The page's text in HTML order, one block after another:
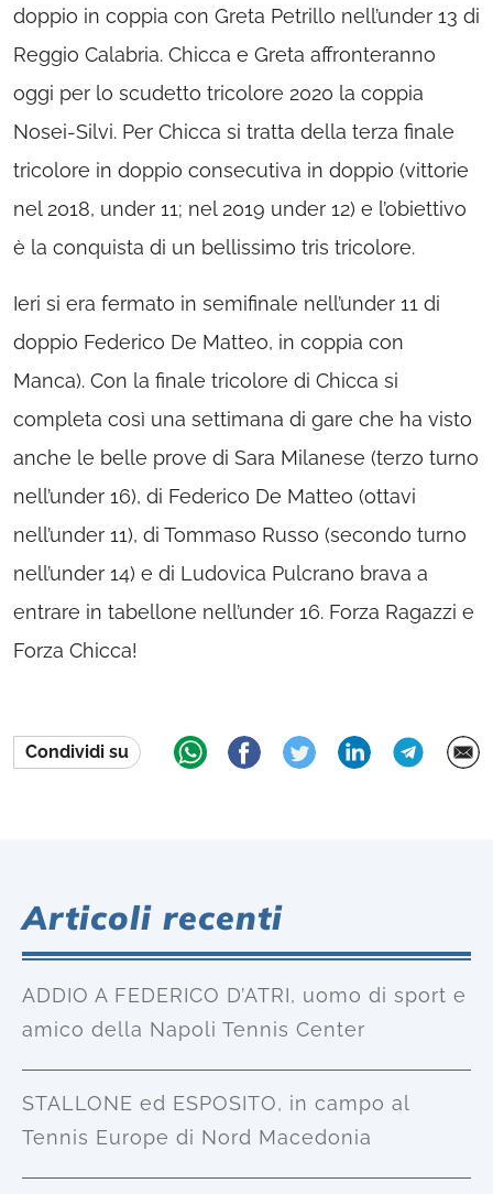
doppio in coppia con Greta Petrillo nell’under 13 di
Reggio Calabria. Chicca e Greta affronteranno
oggi per lo scudetto tricolore 2020 la coppia
Nosei-Silvi. Per Chicca si tratta della terza finale
tricolore in doppio consecutiva in doppio (vittorie
nel 2018, under 11; nel 2019 under 12) e l’obiettivo
è la conquista di un bellissimo tris tricolore.
Ieri si era fermato in semifinale nell’under 11 di
doppio Federico De Matteo, in coppia con
Manca). Con la finale tricolore di Chicca si
completa così una settimana di gare che ha visto
anche le belle prove di Sara Milanese (terzo turno
nell’under 16), di Federico De Matteo (ottavi
nell’under 11), di Tommaso Russo (secondo turno
nell’under 14) e di Ludovica Pulcrano brava a
entrare in tabellone nell’under 16. Forza Ragazzi e
Forza Chicca!
Condividi su
Articoli recenti
ADDIO A FEDERICO D’ATRI, uomo di sport e
amico della Napoli Tennis Center
STALLONE ed ESPOSITO, in campo al
Tennis Europe di Nord Macedonia